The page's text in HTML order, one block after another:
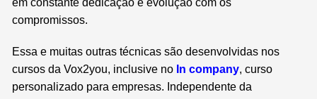
em constante dedicação e evolução com os
compromissos.
Essa e muitas outras técnicas são desenvolvidas nos
cursos da Vox2you, inclusive no In company, curso
personalizado para empresas. I ndependente da